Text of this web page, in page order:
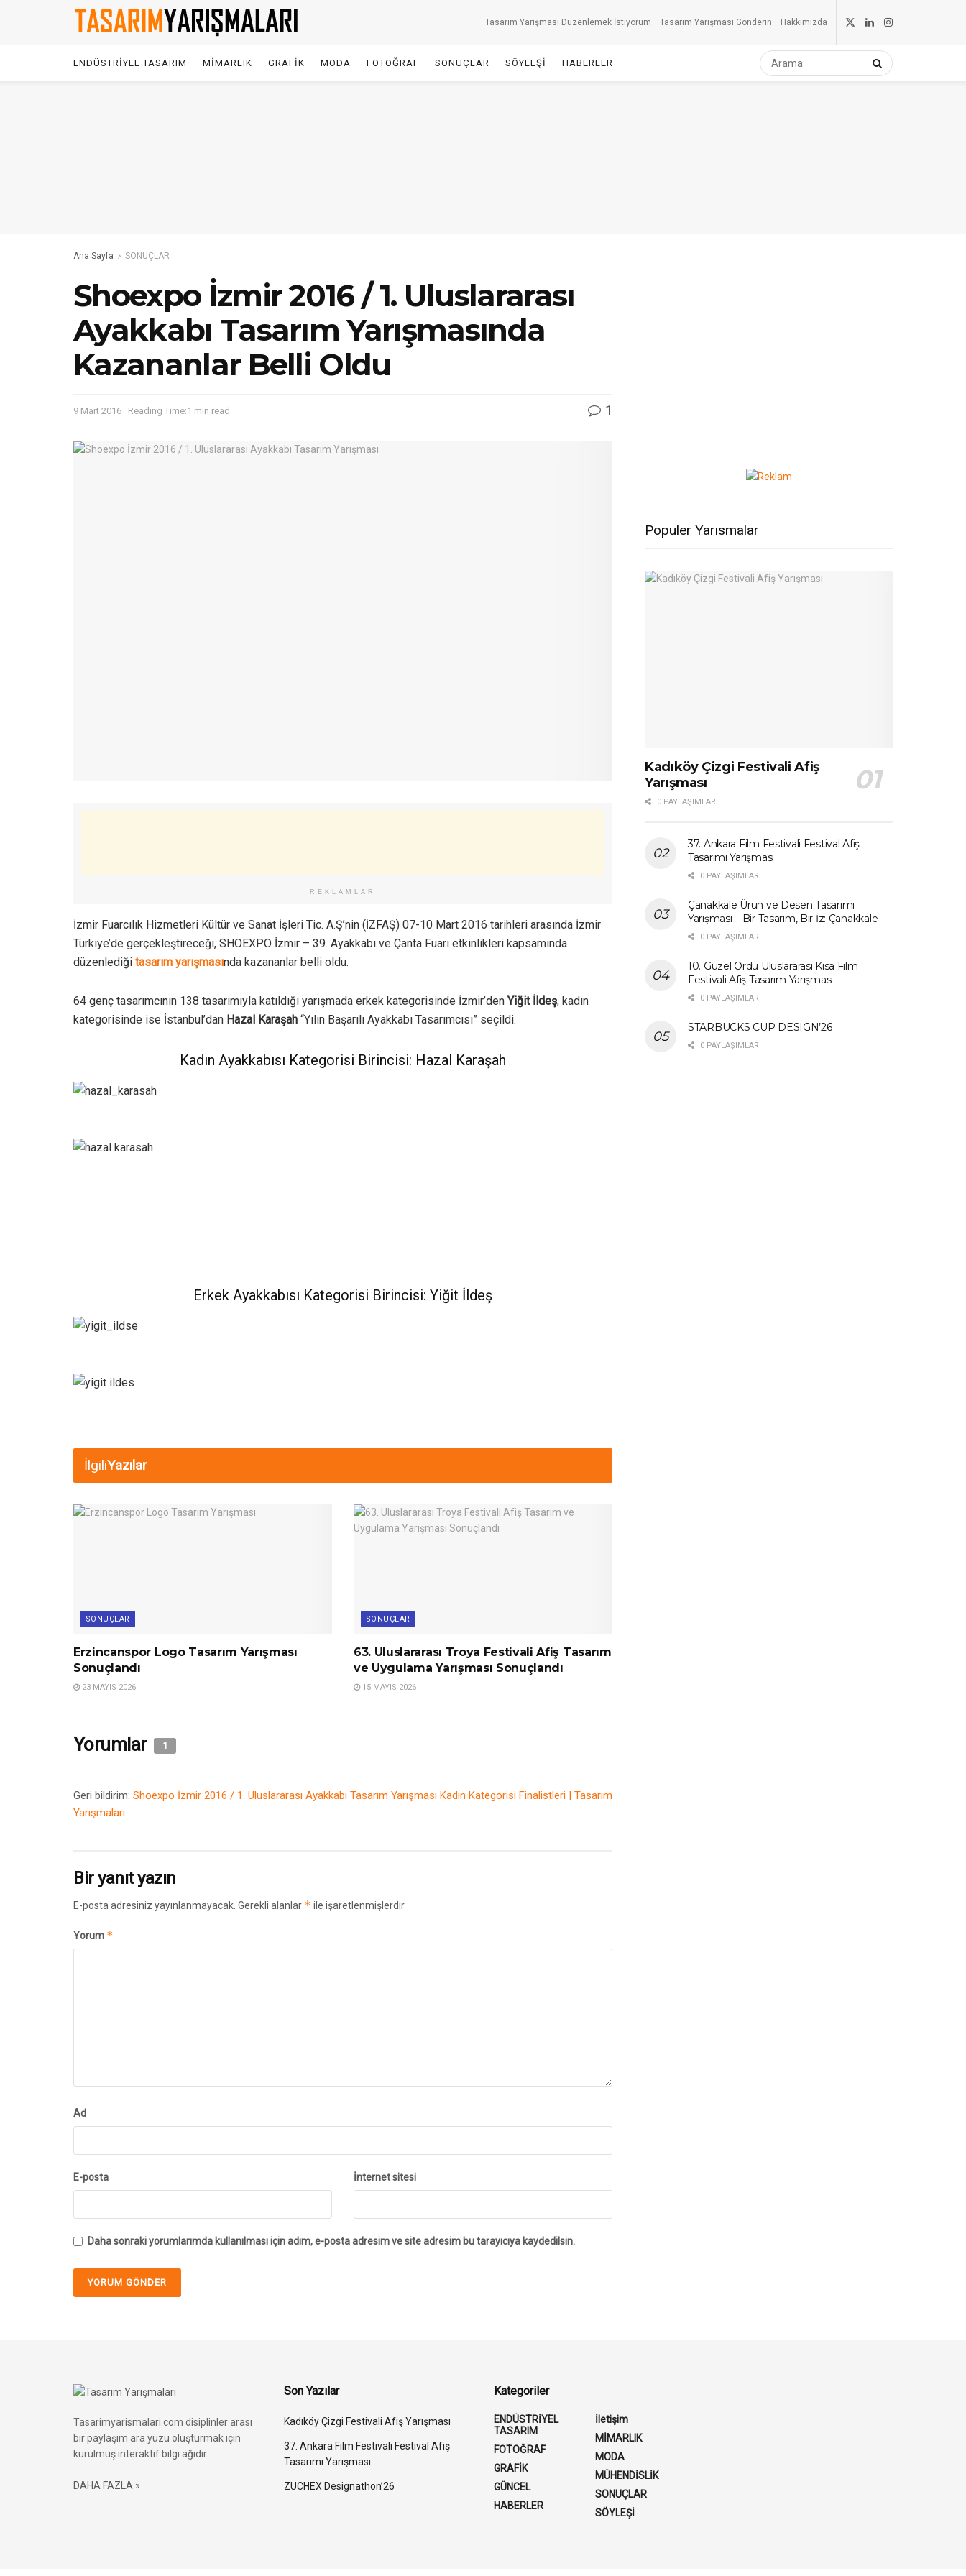
Tasarım Yarışması Düzenlemek İstiyorum Tasarım Yarışması Gönderin Hakkımızda
ENDÜSTRİYEL TASARIM MİMARLIK GRAFİK MODA FOTOĞRAF SONUÇLAR SÖYLEŞİ HABERLER
Ana Sayfa SONUÇLAR
Shoexpo İzmir 2016 / 1. Uluslararası
Ayakkabı Tasarım Yarışmasında
Kazananlar Belli Oldu
9 Mart 2016 Reading Time:1 min read 1
REKLAMLAR
İzmir Fuarcılık Hizmetleri Kültür ve Sanat İşleri Tic. A.Ş’nin (İZFAŞ) 07-10 Mart 2016 tarihleri arasında İzmir
Türkiye’de gerçekleştireceği, SHOEXPO İzmir – 39. Ayakkabı ve Çanta Fuarı etkinlikleri kapsamında
düzenlediği tasarım yarışmasında kazananlar belli oldu.
64 genç tasarımcının 138 tasarımıyla katıldığı yarışmada erkek kategorisinde İzmir’den Yiğit İldeş, kadın
kategorisinde ise İstanbul’dan Hazal Karaşah “Yılın Başarılı Ayakkabı Tasarımcısı” seçildi.
Kadın Ayakkabısı Kategorisi Birincisi: Hazal Karaşah
Erkek Ayakkabısı Kategorisi Birincisi: Yiğit İldeş
İlgiliYazılar
SONUÇLAR
Erzincanspor Logo Tasarım Yarışması
Sonuçlandı
23 MAYIS 2026
SONUÇLAR
63. Uluslararası Troya Festivali Afiş Tasarım
ve Uygulama Yarışması Sonuçlandı
15 MAYIS 2026
Yorumlar 1
Geri bildirim: Shoexpo İzmir 2016 / 1. Uluslararası Ayakkabı Tasarım Yarışması Kadın Kategorisi Finalistleri | Tasarım
Yarışmaları
Bir yanıt yazın
E-posta adresiniz yayınlanmayacak. Gerekli alanlar * ile işaretlenmişlerdir
Yorum *
Ad
E-posta İnternet sitesi
Daha sonraki yorumlarımda kullanılması için adım, e-posta adresim ve site adresim bu tarayıcıya kaydedilsin.
Populer Yarısmalar
Kadıköy Çizgi Festivali Afiş
Yarışması
0 PAYLAŞIMLAR
37. Ankara Film Festivali Festival Afiş
Tasarımı Yarışması
0 PAYLAŞIMLAR
Çanakkale Ürün ve Desen Tasarımı
Yarışması – Bir Tasarım, Bir İz: Çanakkale
0 PAYLAŞIMLAR
10. Güzel Ordu Uluslararası Kısa Film
Festivali Afiş Tasarım Yarışması
0 PAYLAŞIMLAR
STARBUCKS CUP DESIGN’26
0 PAYLAŞIMLAR
Tasarimyarismalari.com disiplinler arası
bir paylaşım ara yüzü oluşturmak için
kurulmuş interaktif bilgi ağıdır.
DAHA FAZLA »
Son Yazılar
Kadıköy Çizgi Festivali Afiş Yarışması
37. Ankara Film Festivali Festival Afiş
Tasarımı Yarışması
ZUCHEX Designathon’26
Kategoriler
ENDÜSTRİYEL
TASARIM
FOTOĞRAF
GRAFİK
GÜNCEL
HABERLER
İletişim
MİMARLIK
MODA
MÜHENDİSLİK
SONUÇLAR
SÖYLEŞİ